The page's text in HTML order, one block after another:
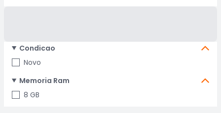
Condicao
Novo
Memoria Ram
8 GB